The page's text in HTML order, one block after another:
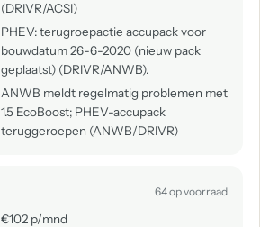
(DRIVR/ACSI)
PHEV: terugroepactie accupack voor
bouwdatum 26-6-2020 (nieuw pack
geplaatst) (DRIVR/ANWB).
ANWB meldt regelmatig problemen met
1.5 EcoBoost; PHEV-accupack
teruggeroepen (ANWB/DRIVR)
64 op voorraad
€102 p/mnd